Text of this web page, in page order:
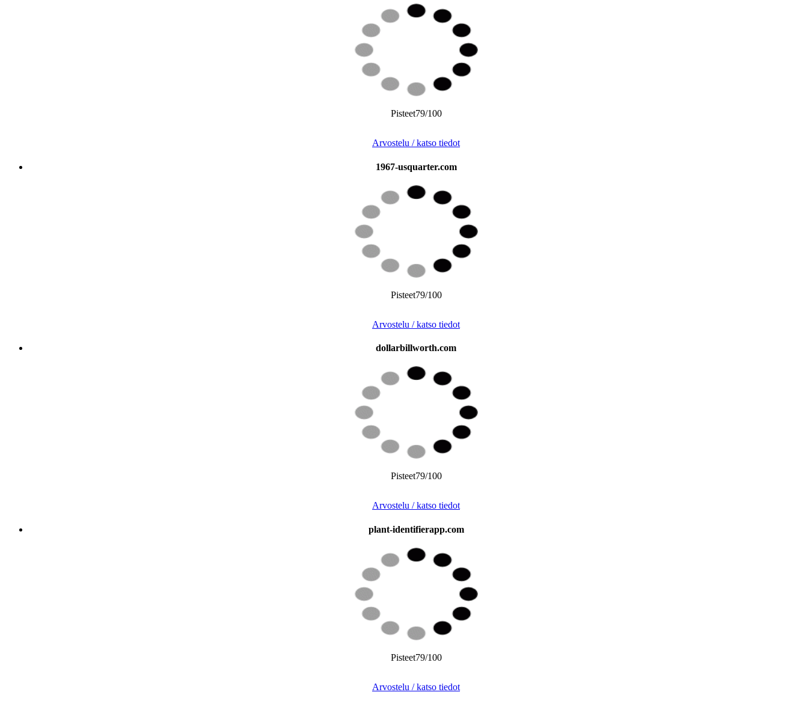
Pisteet79/100
Arvostelu / katso tiedot
1967-usquarter.com
Pisteet79/100
Arvostelu / katso tiedot
dollarbillworth.com
Pisteet79/100
Arvostelu / katso tiedot
plant-identifierapp.com
Pisteet79/100
Arvostelu / katso tiedot